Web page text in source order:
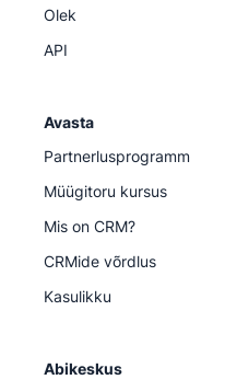
Olek
API
Avasta
Partnerlusprogramm
Müügitoru kursus
Mis on CRM?
CRMide võrdlus
Kasulikku
Abikeskus